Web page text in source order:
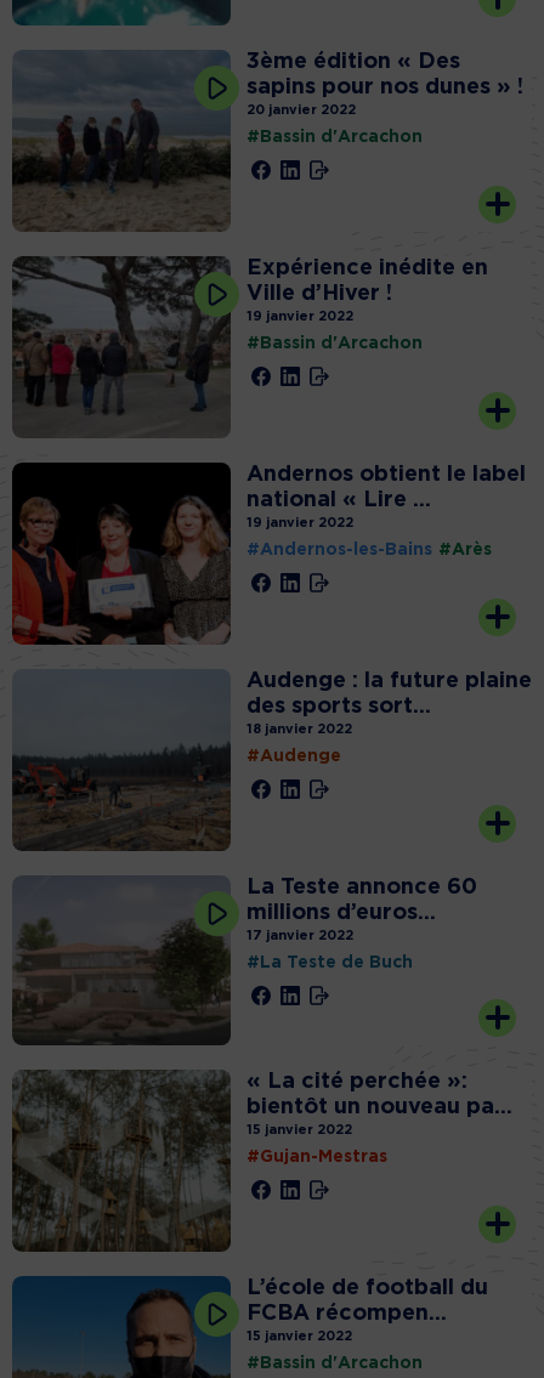
3ème édition « Des
sapins pour nos dunes » !
20 janvier 2022
#Bassin d'Arcachon
Expérience inédite en
Ville d’Hiver !
19 janvier 2022
#Bassin d'Arcachon
Andernos obtient le label
national « Lire ...
19 janvier 2022
#Andernos-les-Bains #Arès
Audenge : la future plaine
des sports sort...
18 janvier 2022
#Audenge
La Teste annonce 60
millions d’euros...
17 janvier 2022
#La Teste de Buch
« La cité perchée »:
bientôt un nouveau pa...
15 janvier 2022
#Gujan-Mestras
L’école de football du
FCBA récompen...
15 janvier 2022
#Bassin d'Arcachon